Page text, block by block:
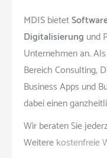
MDISbietet
Digitalisierung und
Unternehmen an.
Bereich Consulting,
Business Apps und
dabei einen
Wir beraten Sie
Weiterekostenfreie